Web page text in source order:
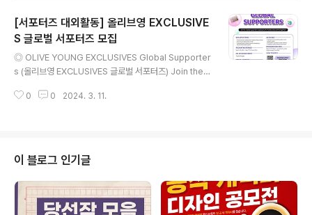
기간 : 2024. 3. 6. (수) ~ 3. 20. (수) - 합격자 발표 : 20
24. 3. 29. (금) ◎ 지원방법 ① 나비새김 홈페이지 접속
(www.navi1389.or.kr) ② 상단의 새김지기단 탭 클릭
③ 새김지기단 지원하기 클릭 후 신청서 작성 ◎ 활동내용
- 노인학대 예방 및 노인보호사업 관련 홍보 콘텐츠 제작 -
나비새김 캠페인 SNS 홍보 - 기..
[서포터즈 대외활동] 올리브영 EXCLUSIVE
S 글로벌 서포터즈 모집
◎ OLIVE YOUNG EXCLUSIVES Global Supporter
s (올리브영 EXCLUSIVES 글로벌 서포터즈) Join the
USIVES together! 올리브영 EXCLUSIVES와 함께할
ve on SNS > Those with a keen interest in beaut
y and aspiring to become future beauty experts
> K-BEAUTY를 사랑하는 ..
0 0 2024. 3. 11.
이 블로그 인기글